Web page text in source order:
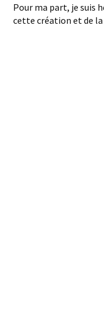
Pour ma part, je suis
cette création et de la